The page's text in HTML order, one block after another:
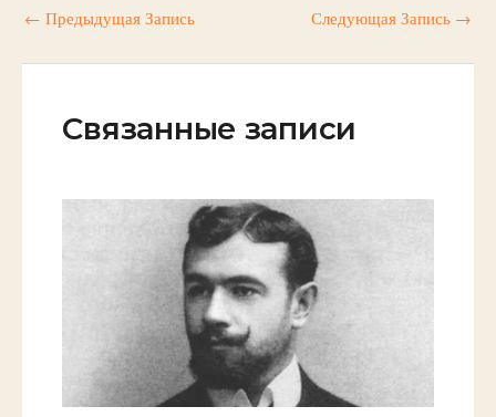
← Предыдущая Запись Следующая Запись →
Связанные записи